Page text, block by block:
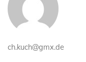
ch.kuch@gmx.de